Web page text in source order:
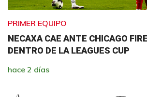
PRIMER EQUIPO
NECAXA CAE ANTE CHICAGO
DENTRO DE LA LEAGUES CUP
hace 2 días